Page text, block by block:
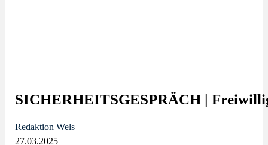
SICHERHEITSGESPRÄCH |
Redaktion Wels
27.03.2025